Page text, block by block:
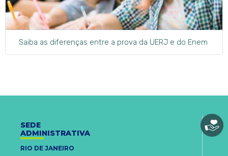
Saiba as diferenças entre a prova da UERJ e do Enem
SEDE
ADMINISTRATIVA
RIO DE JANEIRO